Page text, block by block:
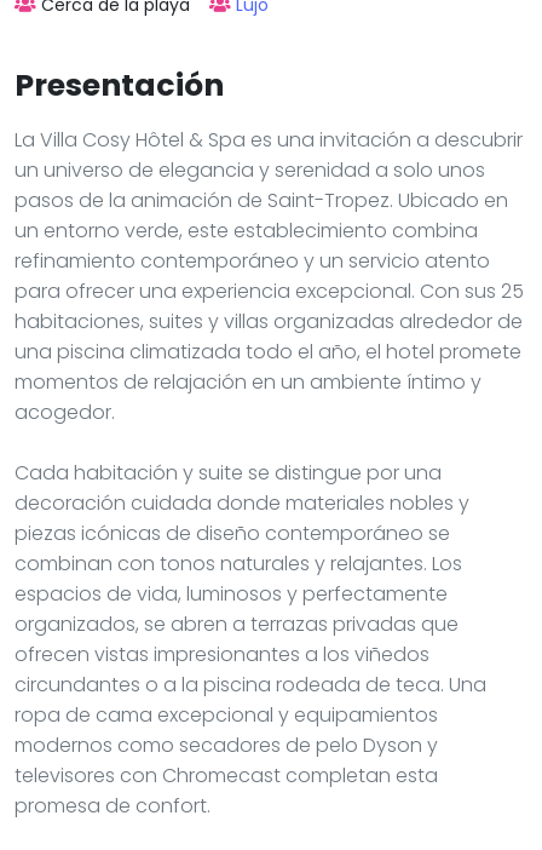
Presentación
La Villa Cosy Hôtel & Spa es una invitación a descubrir
un universo de elegancia y serenidad a solo unos
pasos de la animación de Saint-Tropez. Ubicado en
un entorno verde, este establecimiento combina
refinamiento contemporáneo y un servicio atento
para ofrecer una experiencia excepcional. Con sus 25
habitaciones, suites y villas organizadas alrededor de
una piscina climatizada todo el año, el hotel promete
momentos de relajación en un ambiente íntimo y
acogedor.
Cada habitación y suite se distingue por una
decoración cuidada donde materiales nobles y
piezas icónicas de diseño contemporáneo se
combinan con tonos naturales y relajantes. Los
espacios de vida, luminosos y perfectamente
organizados, se abren a terrazas privadas que
ofrecen vistas impresionantes a los viñedos
circundantes o a la piscina rodeada de teca. Una
ropa de cama excepcional y equipamientos
modernos como secadores de pelo Dyson y
televisores con Chromecast completan esta
promesa de confort.